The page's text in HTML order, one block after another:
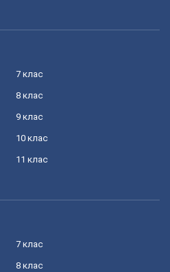
7 клас
8 клас
9 клас
10 клас
11 клас
7 клас
8 клас